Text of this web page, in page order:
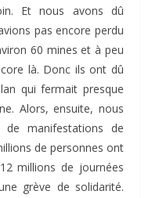
Et nous avons dû
pas encore perdu
60 mines et à peu
là. Donc ils ont dû
qui fermait presque
Alors, ensuite, nous
de manifestations de
de personnes ont
millions de journées
grève de solidarité.